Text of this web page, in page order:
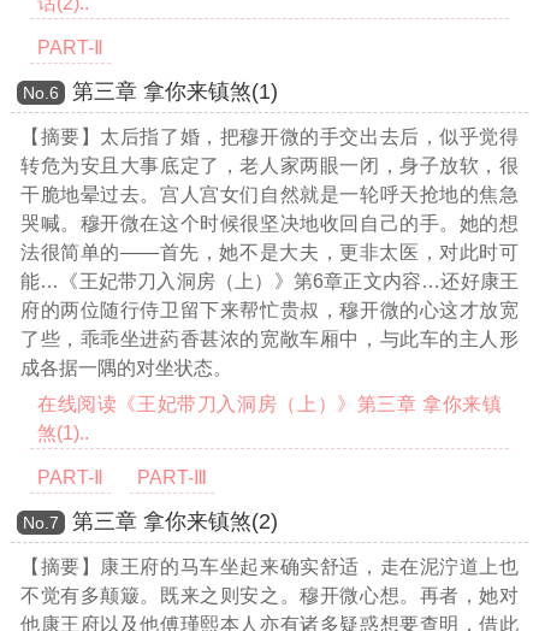
PART-Ⅱ
Νο.6 第三章 拿你来镇煞(1)
【摘要】太后指了婚，把穆开微的手交出去后，似乎觉得
转危为安且大事底定了，老人家两眼一闭，身子放软，很
干脆地晕过去。宫人宫女们自然就是一轮呼天抢地的焦急
哭喊。穆开微在这个时候很坚决地收回自己的手。她的想
法很简单的——首先，她不是大夫，更非太医，对此时可
能…《王妃带刀入洞房（上）》第6章正文内容…还好康王
府的两位随行侍卫留下来帮忙贵叔，穆开微的心这才放宽
了些，乖乖坐进葯香甚浓的宽敞车厢中，与此车的主人形
成各据一隅的对坐状态。
在线阅读《王妃带刀入洞房（上）》第三章 拿你来镇
煞(1)..
PART-Ⅱ PART-Ⅲ
Νο.7 第三章 拿你来镇煞(2)
【摘要】康王府的马车坐起来确实舒适，走在泥泞道上也
不觉有多颠簸。既来之则安之。穆开微心想。再者，她对
他康王府以及他傅瑾熙本人亦有诸多疑惑想要查明，借此